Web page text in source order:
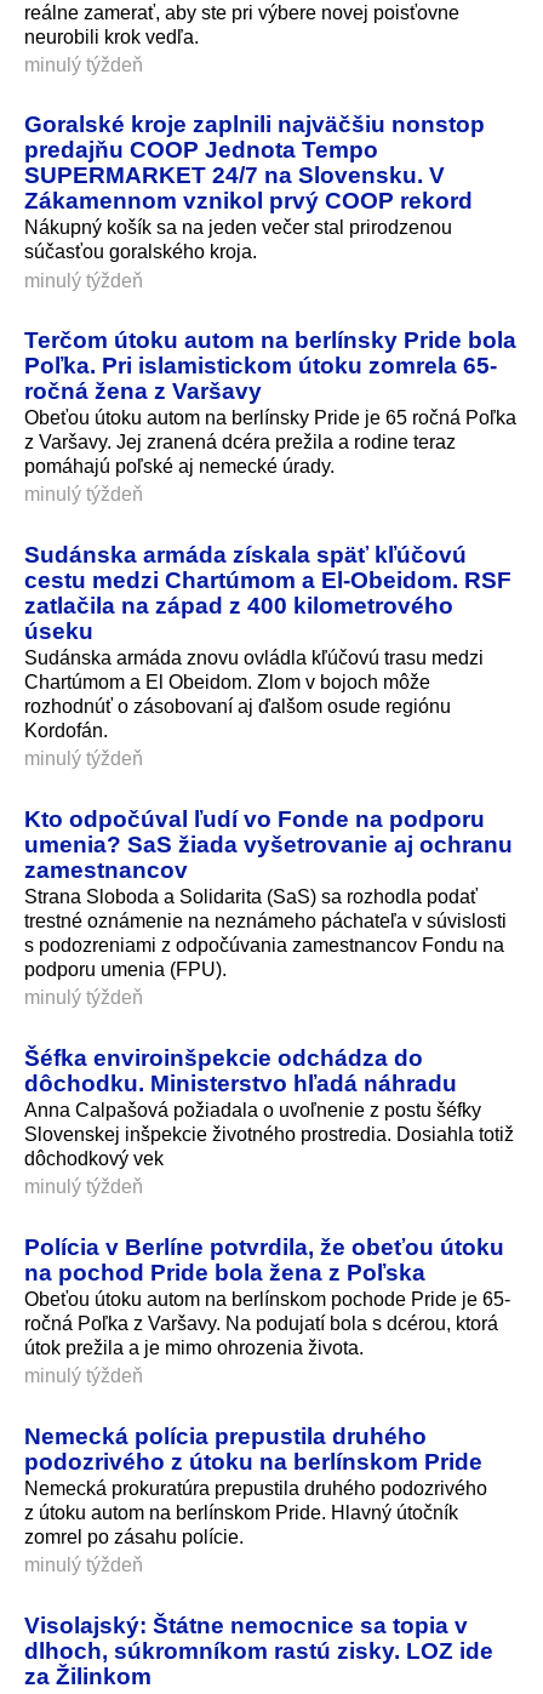
reálne zamerať, aby ste pri výbere novej poisťovne
neurobili krok vedľa.
minulý týždeň
Goralské kroje zaplnili najväčšiu nonstop
predajňu COOP Jednota Tempo
SUPERMARKET 24/7 na Slovensku. V
Zákamennom vznikol prvý COOP rekord
Nákupný košík sa na jeden večer stal prirodzenou
súčasťou goralského kroja.
minulý týždeň
Terčom útoku autom na berlínsky Pride bola
Poľka. Pri islamistickom útoku zomrela 65-
ročná žena z Varšavy
Obeťou útoku autom na berlínsky Pride je 65 ročná Poľka
z Varšavy. Jej zranená dcéra prežila a rodine teraz
pomáhajú poľské aj nemecké úrady.
minulý týždeň
Sudánska armáda získala späť kľúčovú
cestu medzi Chartúmom a El-Obeidom. RSF
zatlačila na západ z 400 kilometrového
úseku
Sudánska armáda znovu ovládla kľúčovú trasu medzi
Chartúmom a El Obeidom. Zlom v bojoch môže
rozhodnúť o zásobovaní aj ďalšom osude regiónu
Kordofán.
minulý týždeň
Kto odpočúval ľudí vo Fonde na podporu
umenia? SaS žiada vyšetrovanie aj ochranu
zamestnancov
Strana Sloboda a Solidarita (SaS) sa rozhodla podať
trestné oznámenie na neznámeho páchateľa v súvislosti
s podozreniami z odpočúvania zamestnancov Fondu na
podporu umenia (FPU).
minulý týždeň
Šéfka enviroinšpekcie odchádza do
dôchodku. Ministerstvo hľadá náhradu
Anna Calpašová požiadala o uvoľnenie z postu šéfky
Slovenskej inšpekcie životného prostredia. Dosiahla totiž
dôchodkový vek
minulý týždeň
Polícia v Berlíne potvrdila, že obeťou útoku
na pochod Pride bola žena z Poľska
Obeťou útoku autom na berlínskom pochode Pride je 65-
ročná Poľka z Varšavy. Na podujatí bola s dcérou, ktorá
útok prežila a je mimo ohrozenia života.
minulý týždeň
Nemecká polícia prepustila druhého
podozrivého z útoku na berlínskom Pride
Nemecká prokuratúra prepustila druhého podozrivého
z útoku autom na berlínskom Pride. Hlavný útočník
zomrel po zásahu polície.
minulý týždeň
Visolajský: Štátne nemocnice sa topia v
dlhoch, súkromníkom rastú zisky. LOZ ide
za Žilinkom